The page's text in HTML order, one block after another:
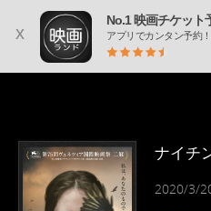
x
No.1 映画チケット
アプリでカンタン予約
ナイチ
2020/3/